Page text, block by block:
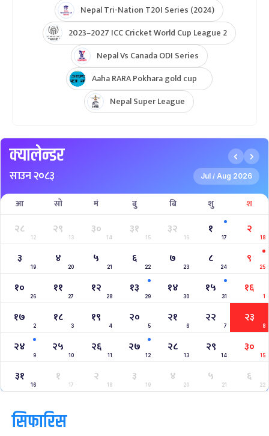
Nepal Tri-Nation T20I Series (2024)
2023–2027 ICC Cricket World Cup League 2
Nepal Vs Canada ODI Series
Aaha RARA Pokhara gold cup
Nepal Super League
क्यालेन्डर
साउन २०८३ Jul / Aug 2026
आ सो मं बु बि शु श
२८
12
२९
13
३०
14
३१
15
३२
16
१
17
२
18
३
19
४
20
५
21
६
22
७
23
८
24
९
25
१०
26
११
27
१२
28
१३
29
१४
30
१५
31
१६
1
१७
2
१८
3
१९
4
२०
5
२१
6
२२
7
२३
8
२४
9
२५
10
२६
11
२७
12
२८
13
२९
14
३०
15
३१
16
१
17
२
18
३
19
४
20
५
21
६
22
सिफारिस